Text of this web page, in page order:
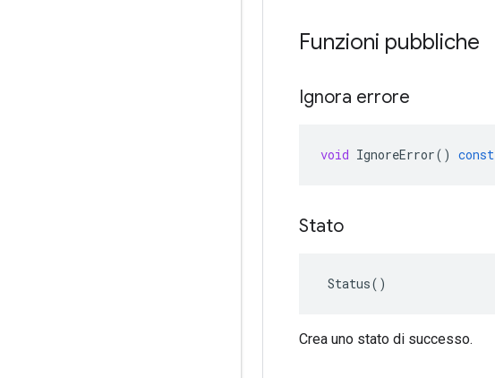
Funzioni pubbliche
Ignora errore
void IgnoreError() const
Stato
Status()
Crea uno stato di successo.